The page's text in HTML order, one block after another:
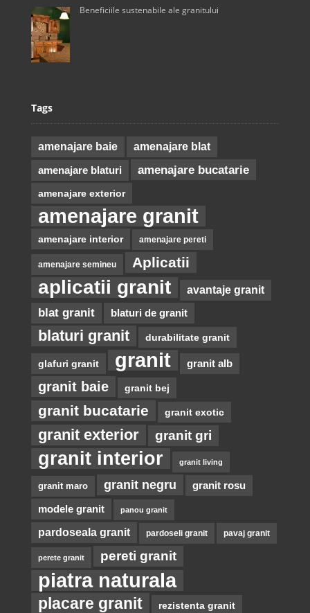
Beneficiile sustenabile ale granitului
Tags
amenajare baie amenajare blat
amenajare blaturi amenajare bucatarie
amenajare exterior
amenajare granit
amenajare interior amenajare pereti
amenajare semineu Aplicatii
aplicatii granit avantaje granit
blat granit blaturi de granit
blaturi granit durabilitate granit
glafuri granit granit granit alb
granit baie granit bej
granit bucatarie granit exotic
granit exterior granit gri
granit interior granit living
granit maro granit negru granit rosu
modele granit panou granit
pardoseala granit pardoseli granit pavaj granit
perete granit pereti granit
piatra naturala
placare granit rezistenta granit